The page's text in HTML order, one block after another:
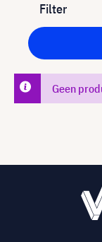
Filter
Geen